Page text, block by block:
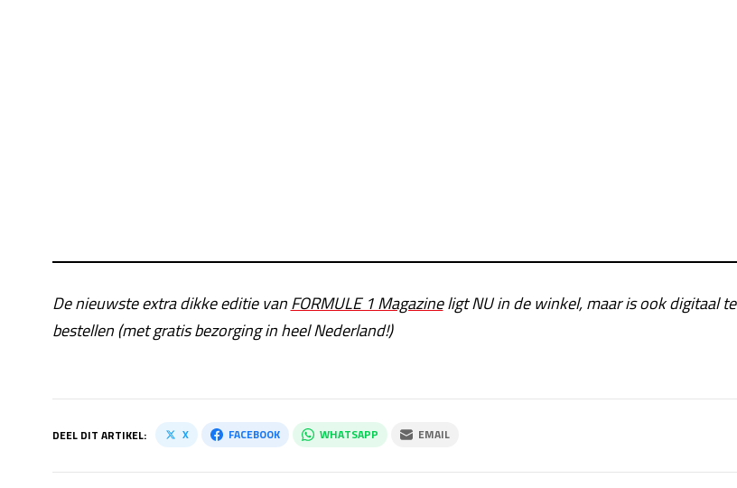
De nieuwste extra dikke editie vanFORMULE 1 Magazineligt NU in de winkel, maar is ook digitaal te
bestellen (met gratis bezorging in heel Nederland!)
DEEL DIT ARTIKEL: X FACEBOOK WHATSAPP EMAIL